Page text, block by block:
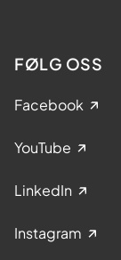
FØLG OSS
Facebook
YouTube
LinkedIn
Instagram